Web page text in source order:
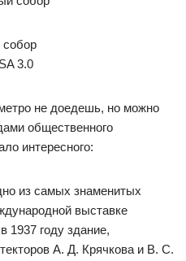
собор
3.0
не доедешь, но можно
общественного
интересного:
из самых знаменитых
выставке
1937 году здание,
А. Д. Крячкова и В. С.